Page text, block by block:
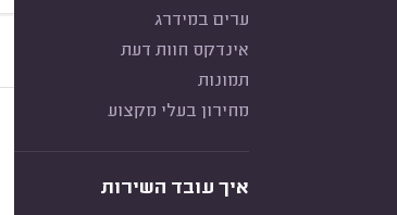
ערים במידרג
אינדקס חוות דעת
תמונות
מחירון בעלי מקצוע
איך עובד השירות